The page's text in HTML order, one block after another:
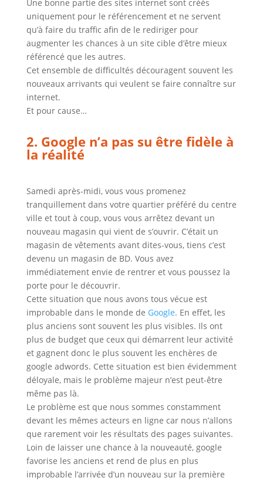
Une bonne partie des sites internet sont créés
uniquement pour le référencement et ne servent
qu’à faire du traffic afin de le rediriger pour
augmenter les chances à un site cible d’être mieux
référencé que les autres.
Cet ensemble de difficultés découragent souvent les
nouveaux arrivants qui veulent se faire connaître sur
internet.
Et pour cause…
2. Google n’a pas su être fidèle à
la réalité
Samedi après-midi, vous vous promenez
tranquillement dans votre quartier préféré du centre
ville et tout à coup, vous vous arrêtez devant un
nouveau magasin qui vient de s’ouvrir. C’était un
magasin de vêtements avant dites-vous, tiens c’est
devenu un magasin de BD. Vous avez
immédiatement envie de rentrer et vous poussez la
porte pour le découvrir.
Cette situation que nous avons tous vécue est
improbable dans le monde de Google. En effet, les
plus anciens sont souvent les plus visibles. Ils ont
plus de budget que ceux qui démarrent leur activité
et gagnent donc le plus souvent les enchères de
google adwords. Cette situation est bien évidemment
déloyale, mais le problème majeur n’est peut-être
même pas là.
Le problème est que nous sommes constamment
devant les mêmes acteurs en ligne car nous n’allons
que rarement voir les résultats des pages suivantes.
Loin de laisser une chance à la nouveauté, google
favorise les anciens et rend de plus en plus
improbable l’arrivée d’un nouveau sur la première